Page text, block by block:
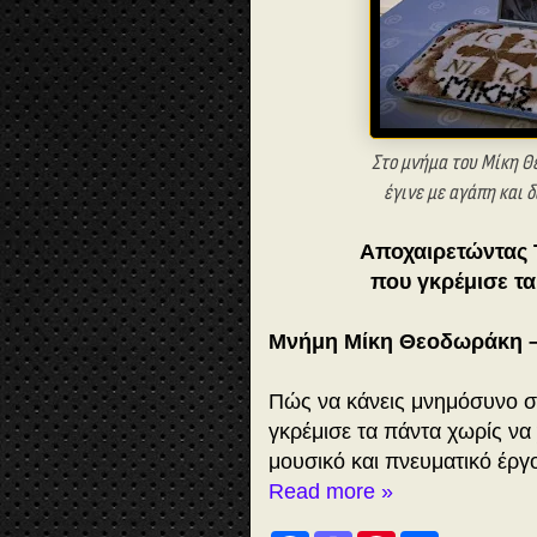
Στο μνήμα του Μίκη
έγινε με αγάπη και
που γκρέμισε
Μνήμη Μίκη Θεοδωράκη
Πώς να κάνεις μνημόσυνο
γκρέμισε τα πάντα χωρίς
μουσικό και πνευματικό
Read more »